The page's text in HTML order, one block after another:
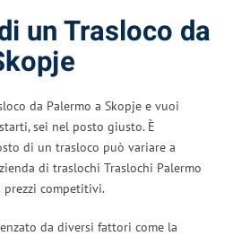
un Trasloco da
da Palermo a Skopje e vuoi
sei nel posto giusto. È
di un trasloco può variare a
di traslochi Traslochi Palermo
prezzi competitivi.
da diversi fattori come la